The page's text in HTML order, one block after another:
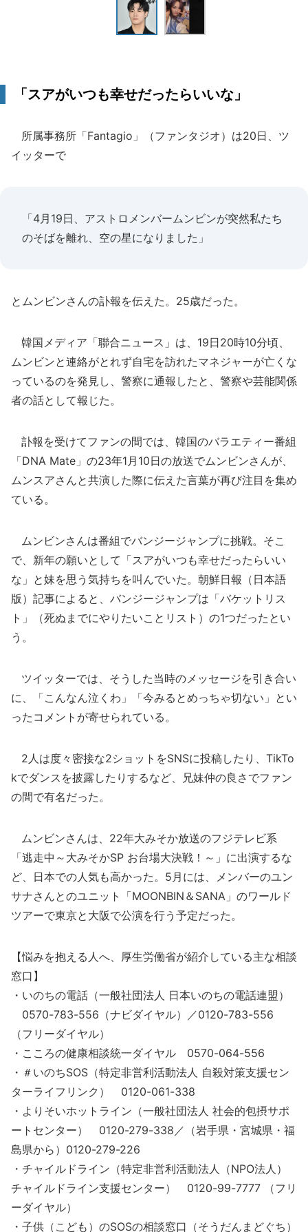
「スアがいつも幸せだったらいいな」
所属事務所「Fantagio」（ファンタジオ）は20日、ツ
イッターで
「4月19日、アストロメンバームンビンが突然私たち
のそばを離れ、空の星になりました」
とムンビンさんの訃報を伝えた。25歳だった。
韓国メディア「聯合ニュース」は、19日20時10分頃、
ムンビンと連絡がとれず自宅を訪れたマネジャーが亡くな
っているのを発見し、警察に通報したと、警察や芸能関係
者の話として報じた。
訃報を受けてファンの間では、韓国のバラエティー番組
「DNA Mate」の23年1月10日の放送でムンビンさんが、
ムンスアさんと共演した際に伝えた言葉が再び注目を集め
ている。
ムンビンさんは番組でバンジージャンプに挑戦。そこ
で、新年の願いとして「スアがいつも幸せだったらいい
な」と妹を思う気持ちを叫んでいた。朝鮮日報（日本語
版）記事によると、バンジージャンプは「バケットリス
ト」（死ぬまでにやりたいことリスト）の1つだったとい
う。
ツイッターでは、そうした当時のメッセージを引き合い
に、「こんなん泣くわ」「今みるとめっちゃ切ない」とい
ったコメントが寄せられている。
2人は度々密接な2ショットをSNSに投稿したり、TikTo
kでダンスを披露したりするなど、兄妹仲の良さでファン
の間で有名だった。
ムンビンさんは、22年大みそか放送のフジテレビ系
「逃走中～大みそかSP お台場大決戦！～」に出演するな
ど、日本での人気も高かった。5月には、メンバーのユン
サナさんとのユニット「MOONBIN＆SANA」のワールド
ツアーで東京と大阪で公演を行う予定だった。
【悩みを抱える人へ、厚生労働省が紹介している主な相談
窓口】
・いのちの電話（一般社団法人 日本いのちの電話連盟）
0570-783-556（ナビダイヤル）／0120-783-556
（フリーダイヤル）
・こころの健康相談統一ダイヤル 0570-064-556
・＃いのちSOS（特定非営利活動法人 自殺対策支援セン
ターライフリンク） 0120-061-338
・よりそいホットライン（一般社団法人 社会的包摂サポ
ートセンター） 0120-279-338／（岩手県・宮城県・福
島県から）0120-279-226
・チャイルドライン（特定非営利活動法人（NPO法人）
チャイルドライン支援センター） 0120-99-7777 （フリ
ーダイヤル）
・子供（こども）のSOSの相談窓口（そうだんまどぐち）